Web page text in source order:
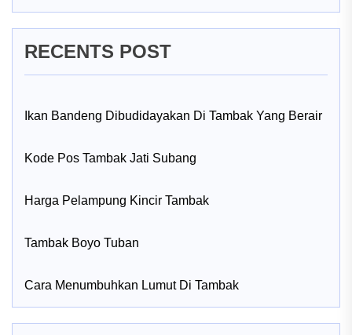
RECENTS POST
Ikan Bandeng Dibudidayakan Di Tambak Yang Berair
Kode Pos Tambak Jati Subang
Harga Pelampung Kincir Tambak
Tambak Boyo Tuban
Cara Menumbuhkan Lumut Di Tambak